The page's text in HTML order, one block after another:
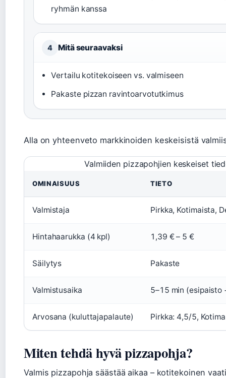
ryhmän kanssa
4 Mitä seuraavaksi
Vertailu kotitekoiseen vs. valmiseen
Pakaste pizzan ravintoarvotutkimus
Alla on yhteenveto markkinoiden keskeisistä
Valmiiden pizzapohjien keskeiset
OMINAISUUS TIETO
Valmistaja Pirkka, Kotimaista,
Hintahaarukka (4 kpl) 1,39 € – 5 €
Säilytys Pakaste
Valmistusaika 5–15 min (esipaisto
Arvosana (kuluttajapalaute) Pirkka: 4,5/5,
Miten tehdä hyvä pizzapohja?
Valmis pizzapohja säästää aikaa – kotitekoinen